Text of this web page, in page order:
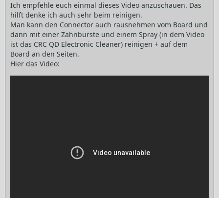
Ich empfehle euch einmal dieses Video anzuschauen. Das
hilft denke ich auch sehr beim reinigen.
Man kann den Connector auch rausnehmen vom Board und
dann mit einer Zahnbürste und einem Spray (in dem Video
ist das CRC QD Electronic Cleaner) reinigen + auf dem
Board an den Seiten.
Hier das Video: